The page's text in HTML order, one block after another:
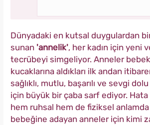
Dünyadaki en kutsal duygulardan
sunan 'annelik', her kadın için yeni
tecrübeyi simgeliyor. Anneler
kucaklarına aldıkları ilk andan
sağlıklı, mutlu, başarılı ve sevgi
için büyük bir çaba sarf ediyor.
hem ruhsal hem de fiziksel
bebeğine adayan anneler için kimi